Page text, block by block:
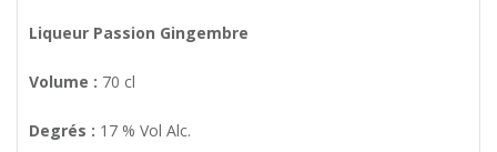
Liqueur Passion Gingembre
Volume : 70 cl
Degrés : 17 % Vol Alc.